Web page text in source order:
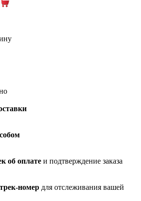
об оплате и подтверждение заказа
номер для отслеживания вашей